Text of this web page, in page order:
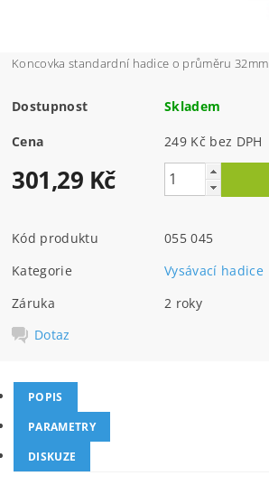
Koncovka standardní hadice o průměru 32mm.
Dostupnost Skladem
Cena 249 Kč bez DPH
301,29 Kč
Kód produktu
055 045
Kategorie
Vysávací hadice
Záruka
2 roky
Dotaz
POPIS
PARAMETRY
DISKUZE